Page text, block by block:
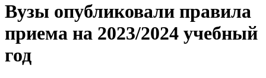
Вузы опубликовали правила
приема на 2023/2024 учебный
год